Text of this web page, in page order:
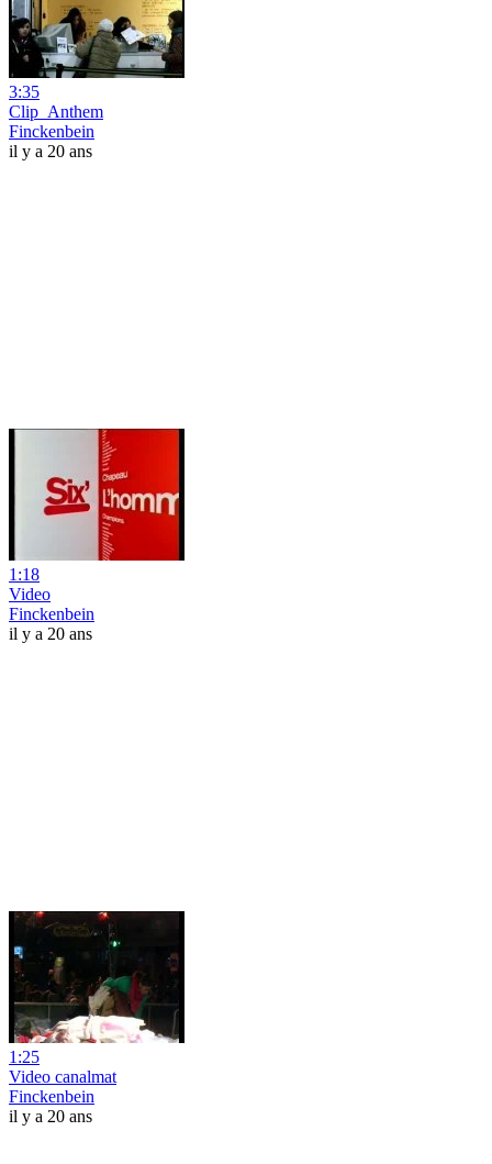
3:35
Clip_Anthem
Finckenbein
il y a 20 ans
1:18
Video
Finckenbein
il y a 20 ans
1:25
Video canalmat
Finckenbein
il y a 20 ans